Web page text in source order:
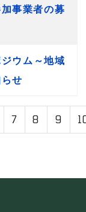
事業者の募
ウム～地域
せ
2 / 31
7 8 9